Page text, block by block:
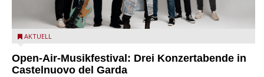
Castelnuovo del Garda: Die "Dirotta su Cuba" zu Gast beim
AKTUELL
Open-Air-Musikfestival: Drei Konzertabende in
Castelnuovo del Garda